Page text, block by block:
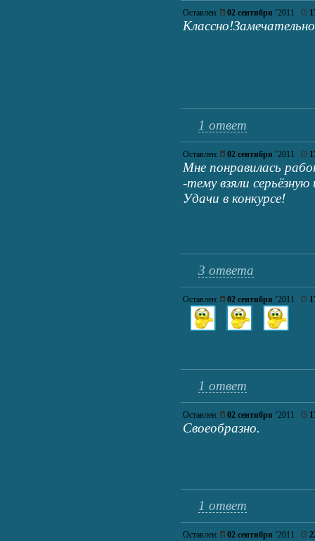
Оставлен: 02 сентября ’2011
1 ответ
Оставлен: 02 сентября ’2011
Мне понравилась
-тему взяли
Удачи в конкурсе!
3 ответа
Оставлен: 02 сентября ’2011
1 ответ
Оставлен: 02 сентября ’2011
Своеобразно.
1 ответ
Оставлен: 02 сентября ’2011